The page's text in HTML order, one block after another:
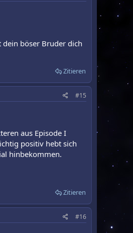
böser Bruder dich
Zitieren
#15
aus Episode I
positiv hebt sich
hinbekommen.
Zitieren
#16